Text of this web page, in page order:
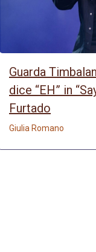
Guarda
dice “EH” in
Furtado
Giulia Romano